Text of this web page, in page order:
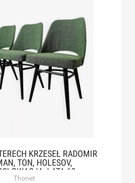
KRZESEŁ RADOMIR
TON, HOLESOV,
LATA 60
Thonet